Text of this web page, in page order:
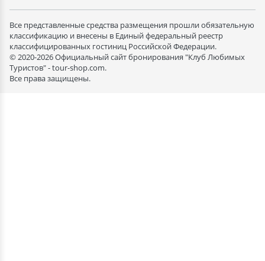
Все представленные средства размещения прошли обязательную
классификацию и внесены в Единый федеральный реестр
классифицированных гостиниц Российской Федерации.
© 2020-2026 Официальный сайт бронирования "Клуб Любимых
Туристов" - tour-shop.com.
Все права защищены.